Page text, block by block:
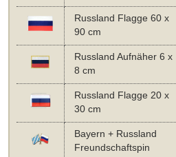
Russland Flagge 60 x
90 cm
Russland Aufnäher 6 x
8 cm
Russland Flagge 20 x
30 cm
Bayern + Russland
Freundschaftspin